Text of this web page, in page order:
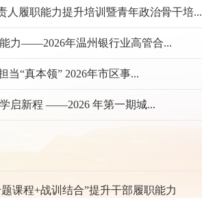
人履职能力提升培训暨青年政治骨干培...
力——2026年温州银行业高管合...
当“真本领” 2026年市区事...
启新程 ——2026 年第一期城...
课程+战训结合”提升干部履职能力